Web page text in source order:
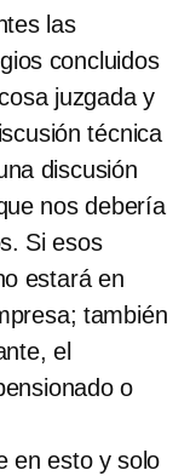
las
concluidos
juzgada y
técnica
discusión
nos debería
Si esos
estará en
también
el
o
en esto y solo